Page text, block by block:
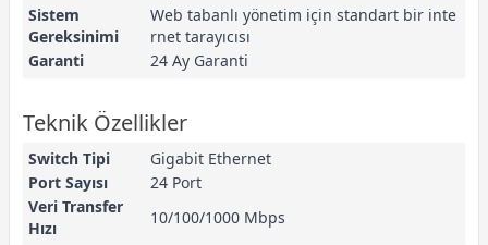
Sistem
Gereksinimi
Web tabanlı yönetim için standart bir inte
rnet tarayıcısı
Garanti
24 Ay Garanti
Teknik Özellikler
Switch Tipi
Gigabit Ethernet
Port Sayısı
24 Port
Veri Transfer
Hızı
10/100/1000 Mbps